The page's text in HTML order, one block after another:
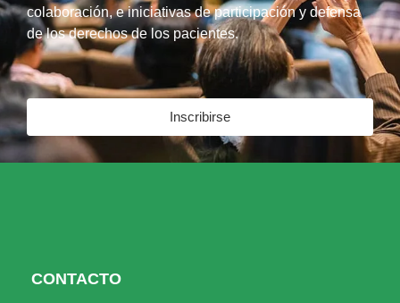
colaboración, e iniciativas de participación y defensa
de los derechos de los pacientes.
Inscribirse
CONTACTO